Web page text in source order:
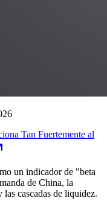
Tan Fuertemente al
un indicador de "beta
de China, la
cascadas de liquidez.